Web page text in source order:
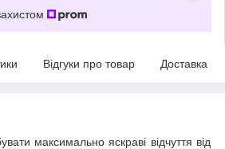
Відгуки про товар Доставка
максимально яскраві відчуття від